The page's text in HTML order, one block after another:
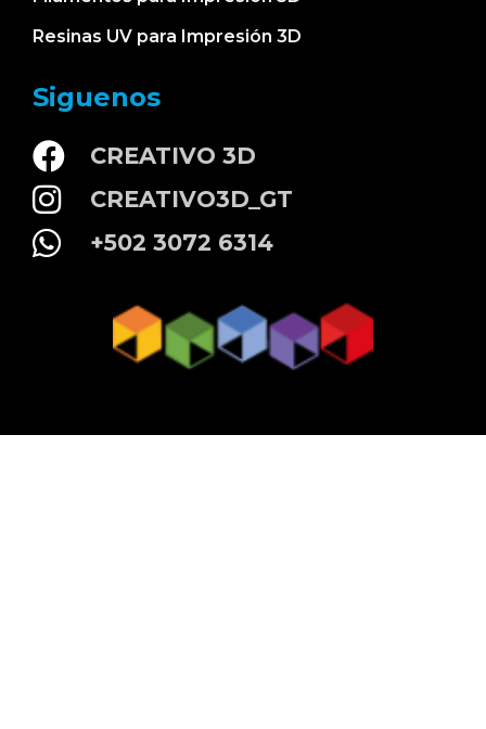
Resinas UV para Impresión 3D
Siguenos
CREATIVO 3D
CREATIVO3D_GT
+502 3072 6314